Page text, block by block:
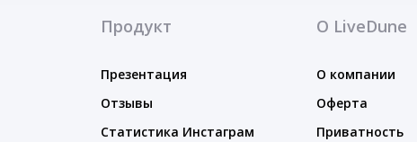
Продукт
Презентация
Отзывы
Статистика Инстаграм
О LiveDune
О компании
Оферта
Приватность